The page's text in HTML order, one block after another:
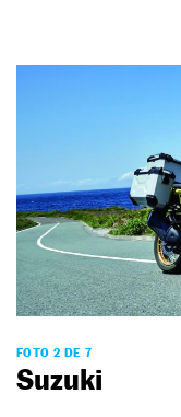
FOTO 2 DE 7
Suzuki